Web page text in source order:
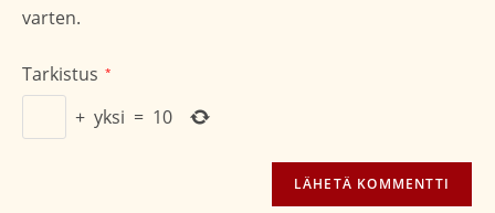
varten.
Tarkistus *
+ yksi = 10